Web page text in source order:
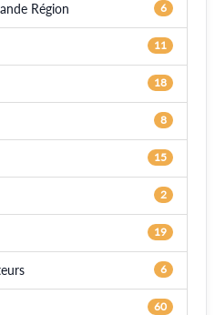
Région 6
11
18
8
15
2
19
6
60